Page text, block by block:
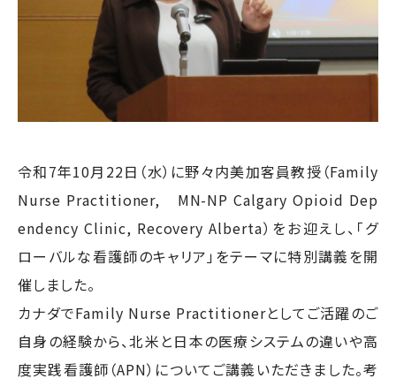
令和7年10月22日（水）に野々内美加客員教授（Family
Nurse Practitioner, MN-NP Calgary Opioid Dep
endency Clinic, Recovery Alberta）をお迎えし、「グ
ローバルな看護師のキャリア」をテーマに特別講義を開
催しました。
カナダでFamily Nurse Practitionerとしてご活躍のご
自身の経験から、北米と日本の医療システムの違いや高
度実践看護師（APN）についてご講義いただきました。考